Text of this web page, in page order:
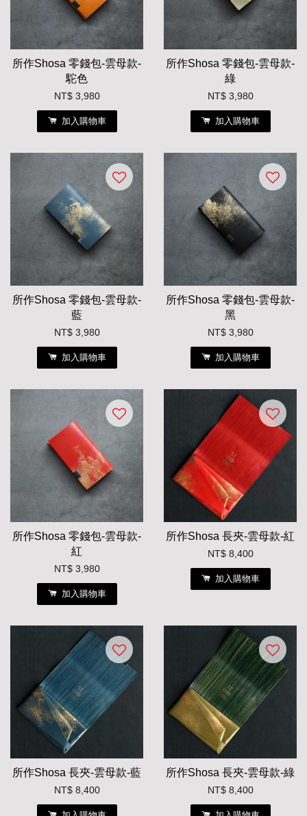
所作Shosa 零錢包-雲母款-
駝色
NT$ 3,980
加入購物車
所作Shosa 零錢包-雲母款-
綠
NT$ 3,980
加入購物車
所作Shosa 零錢包-雲母款-
藍
NT$ 3,980
加入購物車
所作Shosa 零錢包-雲母款-
黑
NT$ 3,980
加入購物車
所作Shosa 零錢包-雲母款-
紅
NT$ 3,980
加入購物車
所作Shosa 長夾-雲母款-紅
NT$ 8,400
加入購物車
所作Shosa 長夾-雲母款-藍
NT$ 8,400
所作Shosa 長夾-雲母款-綠
NT$ 8,400